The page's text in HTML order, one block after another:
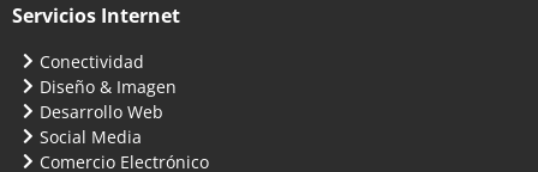
Servicios Internet
Conectividad
Diseño & Imagen
Desarrollo Web
Social Media
Comercio Electrónico